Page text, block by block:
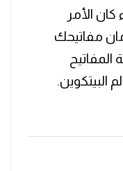
الأمر
مفاتيحك
البيتكوين.